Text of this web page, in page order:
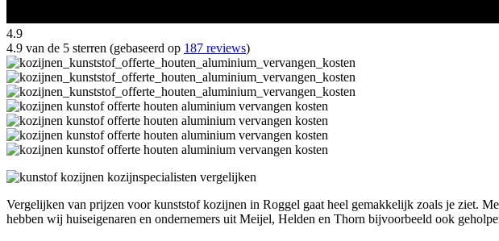
4.9
4.9 van de 5 sterren (gebaseerd op 187 reviews)
Vergelijken van prijzen voor kunststof kozijnen in Roggel gaat heel gemakkelijk zoals je ziet.
hebben wij huiseigenaren en ondernemers uit Meijel, Helden en Thorn bijvoorbeeld ook